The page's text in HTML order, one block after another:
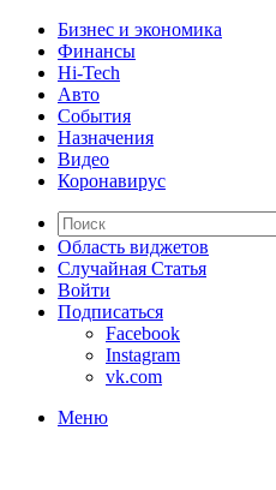
Бизнес и экономика
Финансы
Hi-Tech
Авто
События
Назначения
Видео
Коронавирус
Область виджетов
Случайная Статья
Войти
Подписаться
Facebook
Instagram
vk.com
Меню